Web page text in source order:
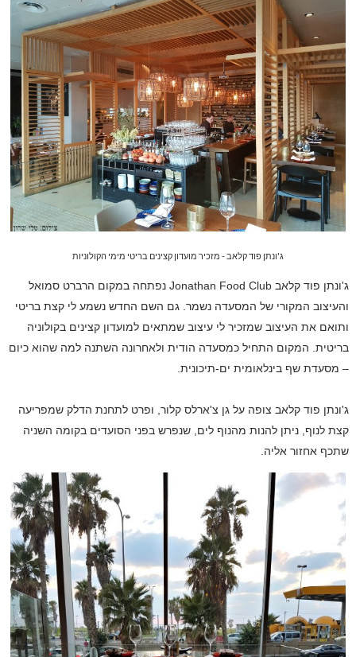
ג'ונתן פוד קלאב - מזכיר מועדון קצינים בריטי מימי הקולוניות
ג'ונתן פוד קלאב Jonathan Food Clubנפתחה במקום הרברט סמואל
והעיצוב המקורי של המסעדה נשמר. גם השם החדש נשמע לי קצת בריטי
ותואם את העיצוב שמזכיר לי עיצוב שמתאים למועדון קצינים בקולוניה
בריטית. המקום התחיל כמסעדה הודית ולאחרונה השתנה למה שהוא כיום
– מסעדת שף בינלאומית ים-תיכונית.
ג'ונתן פוד קלאב צופה על גן צ'ארלס קלור, ופרט לתחנת הדלק שמפריעה
קצת לנוף, ניתן להנות מהנוף לים, שנפרש בפני הסועדים בקומה השניה
שתכף אחזור אליה.